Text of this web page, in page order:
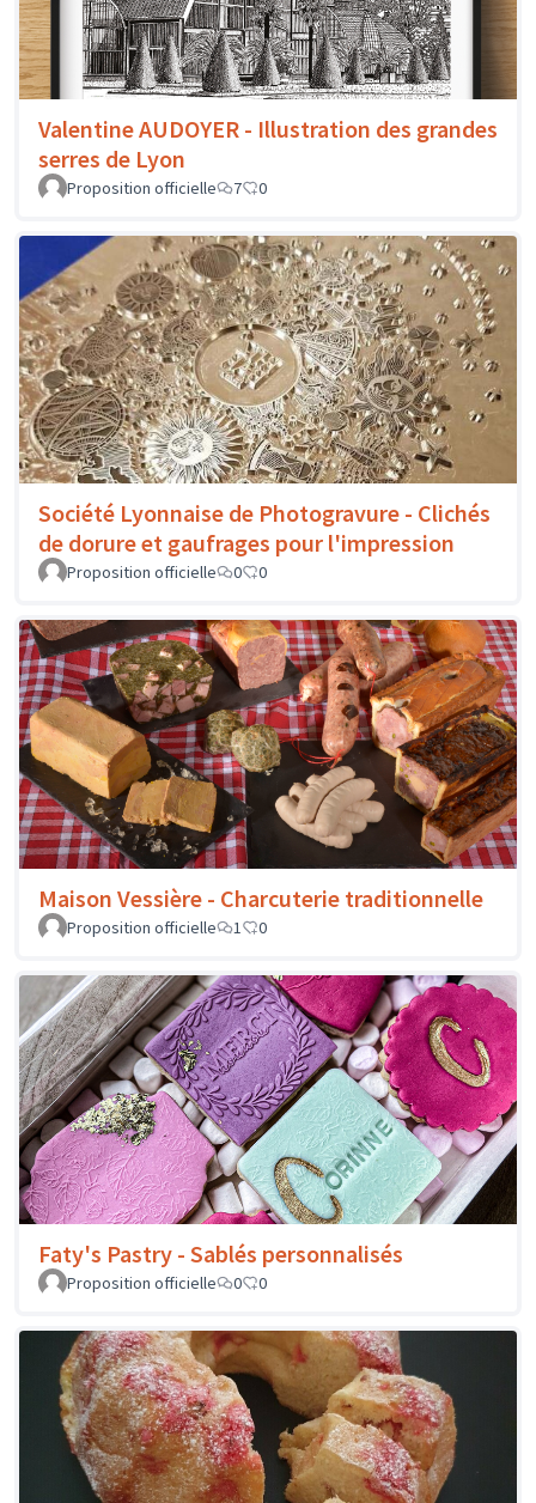
Valentine AUDOYER - Illustration des grandes
serres de Lyon
Proposition officielle 7 0
Société Lyonnaise de Photogravure - Clichés
de dorure et gaufrages pour l'impression
Proposition officielle 0 0
Maison Vessière - Charcuterie traditionnelle
Proposition officielle 1 0
Faty's Pastry - Sablés personnalisés
Proposition officielle 0 0